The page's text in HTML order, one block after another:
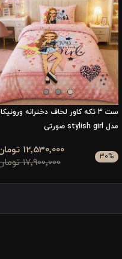
ست 3 تکه کاور لحاف دخترانه ورونیکا
مدل stylish girl صورتی
30% 17٬900٬000 تومان
12٬530٬000 تومان